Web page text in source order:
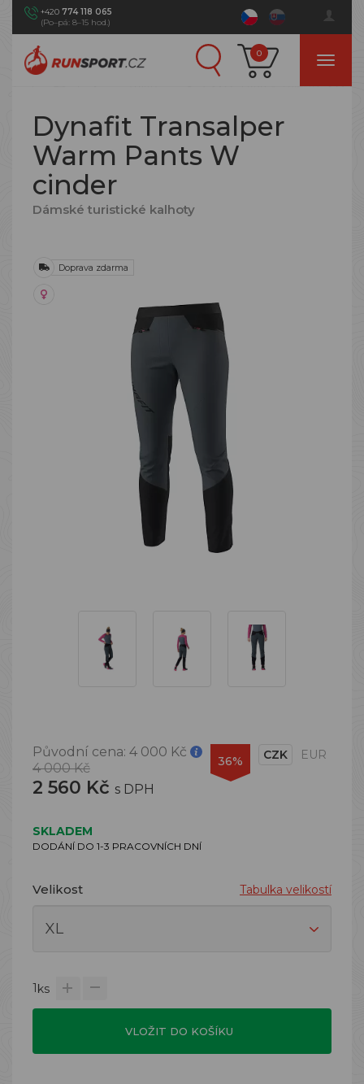
+420 774 118 065
(Po–pá: 8–15 hod.)
0
Dynafit Transalper
Warm Pants W
cinder
Dámské turistické kalhoty
Doprava zdarma
Původní cena: 4 000 Kč
4 000 Kč
2 560 Kč s DPH
36% CZK EUR
SKLADEM
DODÁNÍ DO 1-3 PRACOVNÍCH DNÍ
Velikost Tabulka velikostí
1ks
VLOŽIT DO KOŠÍKU